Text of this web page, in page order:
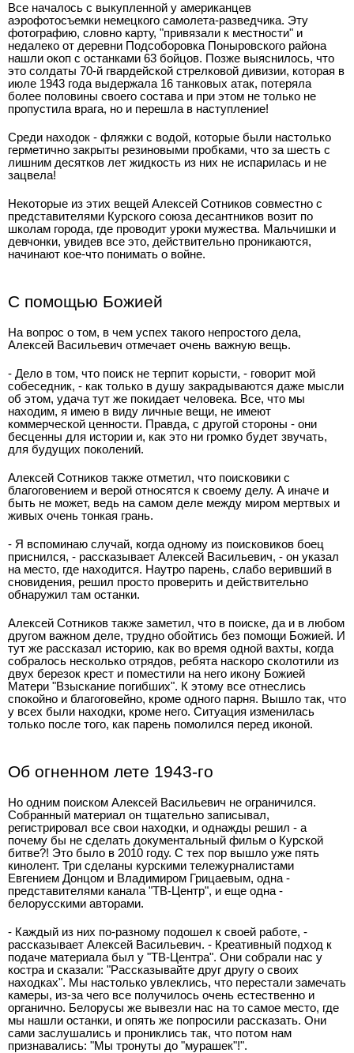
Все началось с выкупленной у американцев
аэрофотосъемки немецкого самолета-разведчика. Эту
фотографию, словно карту, "привязали к местности" и
недалеко от деревни Подсоборовка Поныровского района
нашли окоп с останками 63 бойцов. Позже выяснилось, что
это солдаты 70-й гвардейской стрелковой дивизии, которая в
июле 1943 года выдержала 16 танковых атак, потеряла
более половины своего состава и при этом не только не
пропустила врага, но и перешла в наступление!
Среди находок - фляжки с водой, которые были настолько
герметично закрыты резиновыми пробками, что за шесть с
лишним десятков лет жидкость из них не испарилась и не
зацвела!
Некоторые из этих вещей Алексей Сотников совместно с
представителями Курского союза десантников возит по
школам города, где проводит уроки мужества. Мальчишки и
девчонки, увидев все это, действительно проникаются,
начинают кое-что понимать о войне.
С помощью Божией
На вопрос о том, в чем успех такого непростого дела,
Алексей Васильевич отмечает очень важную вещь.
- Дело в том, что поиск не терпит корысти, - говорит мой
собеседник, - как только в душу закрадываются даже мысли
об этом, удача тут же покидает человека. Все, что мы
находим, я имею в виду личные вещи, не имеют
коммерческой ценности. Правда, с другой стороны - они
бесценны для истории и, как это ни громко будет звучать,
для будущих поколений.
Алексей Сотников также отметил, что поисковики с
благоговением и верой относятся к своему делу. А иначе и
быть не может, ведь на самом деле между миром мертвых и
живых очень тонкая грань.
- Я вспоминаю случай, когда одному из поисковиков боец
приснился, - рассказывает Алексей Васильевич, - он указал
на место, где находится. Наутро парень, слабо веривший в
сновидения, решил просто проверить и действительно
обнаружил там останки.
Алексей Сотников также заметил, что в поиске, да и в любом
другом важном деле, трудно обойтись без помощи Божией. И
тут же рассказал историю, как во время одной вахты, когда
собралось несколько отрядов, ребята наскоро сколотили из
двух березок крест и поместили на него икону Божией
Матери "Взыскание погибших". К этому все отнеслись
спокойно и благоговейно, кроме одного парня. Вышло так, что
у всех были находки, кроме него. Ситуация изменилась
только после того, как парень помолился перед иконой.
Об огненном лете 1943-го
Но одним поиском Алексей Васильевич не ограничился.
Собранный материал он тщательно записывал,
регистрировал все свои находки, и однажды решил - а
почему бы не сделать документальный фильм о Курской
битве?! Это было в 2010 году. С тех пор вышло уже пять
кинолент. Три сделаны курскими тележурналистами
Евгением Донцом и Владимиром Грицаевым, одна -
представителями канала "ТВ-Центр", и еще одна -
белорусскими авторами.
- Каждый из них по-разному подошел к своей работе, -
рассказывает Алексей Васильевич. - Креативный подход к
подаче материала был у "ТВ-Центра". Они собрали нас у
костра и сказали: "Рассказывайте друг другу о своих
находках". Мы настолько увлеклись, что перестали замечать
камеры, из-за чего все получилось очень естественно и
органично. Белорусы же вывезли нас на то самое место, где
мы нашли останки, и опять же попросили рассказать. Они
сами заслушались и прониклись так, что потом нам
признавались: "Мы тронуты до "мурашек"!".